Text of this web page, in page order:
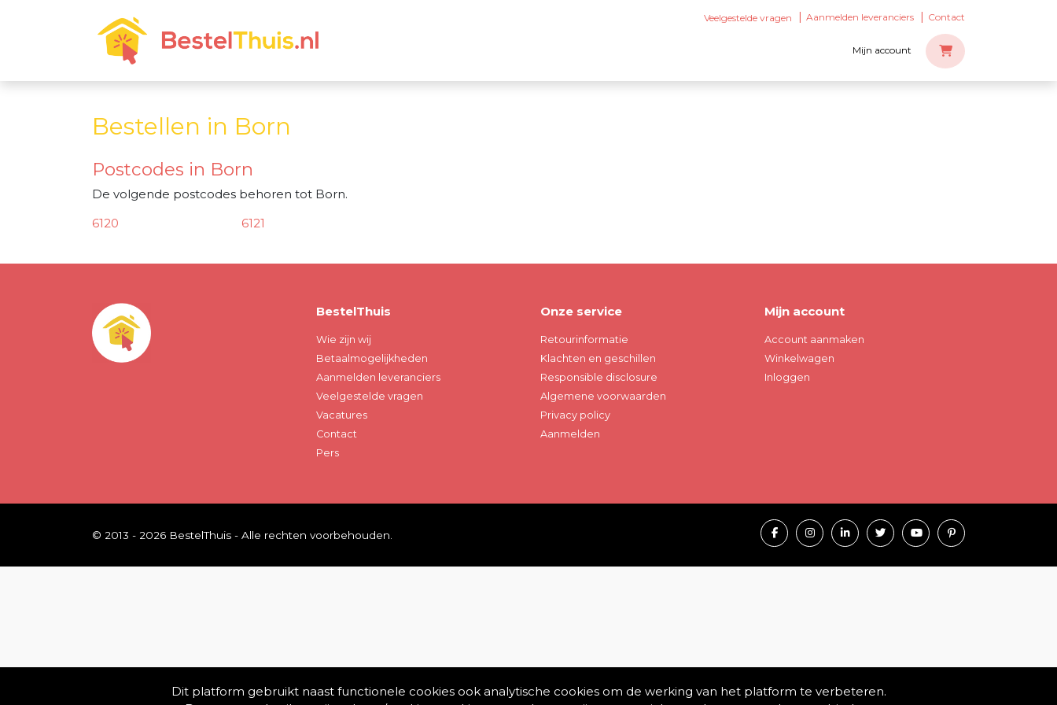
Veelgestelde vragen Aanmelden leveranciers Contact
Mijn account
Bestellen in Born
Postcodes in Born
De volgende postcodes behoren tot Born.
6120
6121
BestelThuis
Wie zijn wij
Betaalmogelijkheden
Aanmelden leveranciers
Veelgestelde vragen
Vacatures
Contact
Pers
Onze service
Retourinformatie
Klachten en geschillen
Responsible disclosure
Algemene voorwaarden
Privacy policy
Aanmelden
Mijn account
Account aanmaken
Winkelwagen
Inloggen
© 2013 - 2026 BestelThuis - Alle rechten voorbehouden.
Dit platform gebruikt naast functionele cookies ook analytische cookies om de werking van het platform te verbeteren.